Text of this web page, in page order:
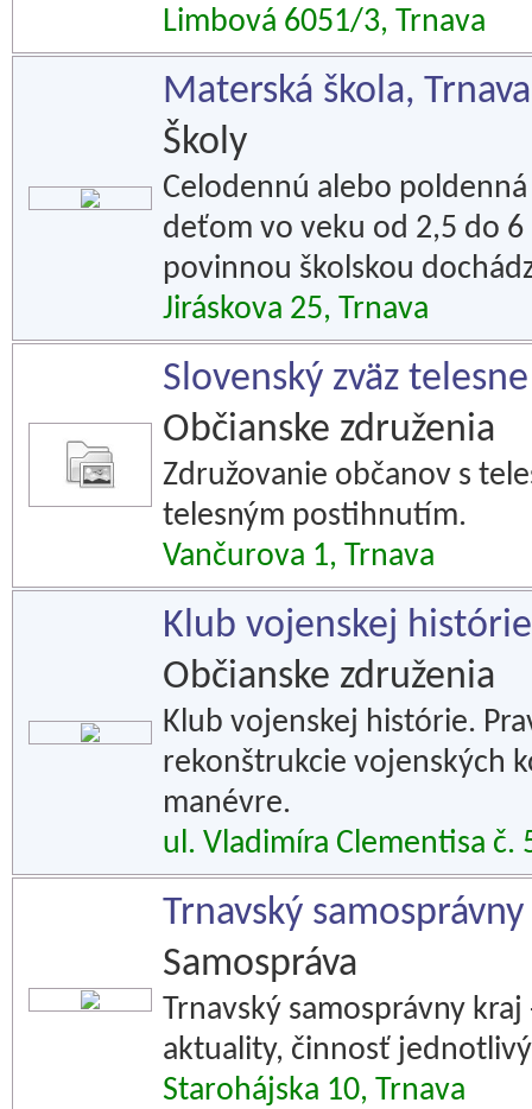
Limbová 6051/3, Trnava
Materská škola, Trnava
Školy
Celodennú alebo
deťom vo veku od 2,5 do
povinnou školskou
Jiráskova 25, Trnava
Slovenský zväz
Občianske združenia
Združovanie občanov s
telesným postihnutím.
Vančurova 1, Trnava
Klub vojenskej
Občianske združenia
Klub vojenskej histórie.
rekonštrukcie vojenských
manévre.
ul. Vladimíra Clementisa č.
Trnavský
Samospráva
Trnavský samosprávny
aktuality, činnosť
Starohájska 10, Trnava